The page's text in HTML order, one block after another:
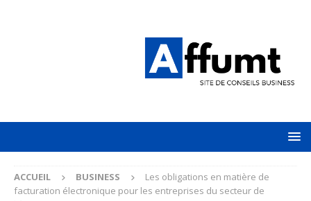
ACCUEIL BUSINESS
Les obligations en matière de
facturation électronique pour les entreprises du secteur de